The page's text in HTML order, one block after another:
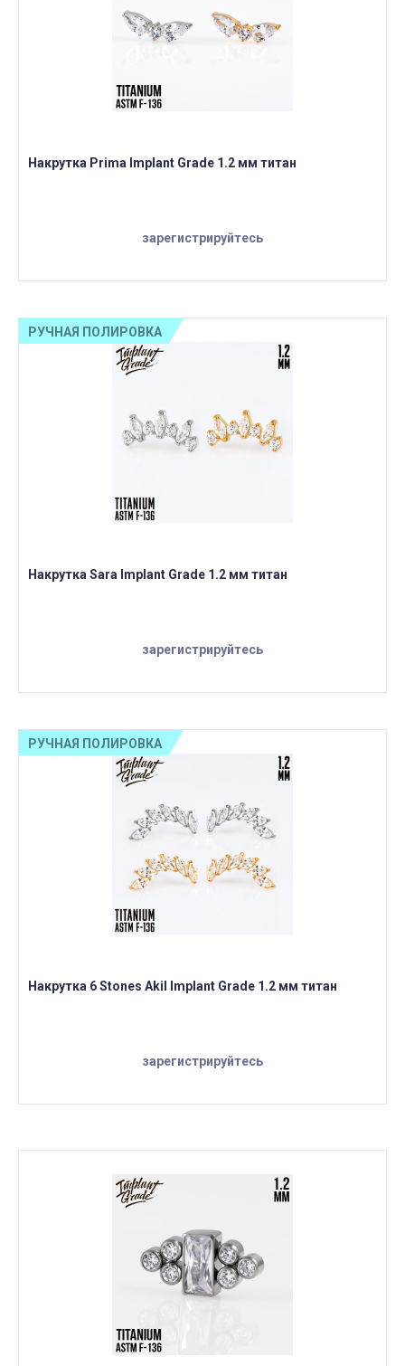
Накрутка Prima Implant Grade 1.2 мм титан
зарегистрируйтесь
Накрутка Sara Implant Grade 1.2 мм титан
зарегистрируйтесь
РУЧНАЯ ПОЛИРОВКА
Накрутка 6 Stones Akil Implant Grade 1.2 мм титан
зарегистрируйтесь
РУЧНАЯ ПОЛИРОВКА